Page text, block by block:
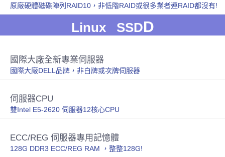
原廠硬體磁碟陣列RAID10，非低階RAID或很多業者連RAID都沒有!
Linux SSDD
國際大廠全新專業伺服器
國際大廠DELL品牌，非白牌或次牌伺服器
伺服器CPU
雙Intel E5-2620 伺服器12核心CPU
ECC/REG 伺服器專用記憶體
128G DDR3 ECC/REG RAM ，整整128G!